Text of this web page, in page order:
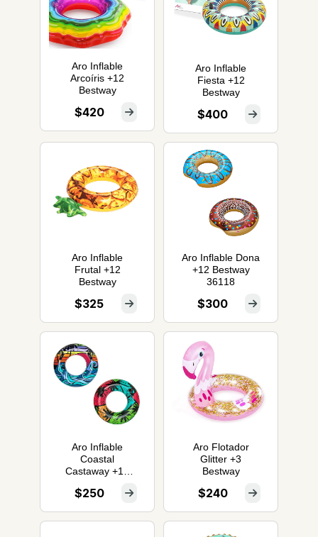
Aro Inflable
Arcoíris +12
Bestway
$420
Aro Inflable
Fiesta +12
Bestway
$400
Aro Inflable
Frutal +12
Bestway
$325
Aro Inflable Dona
+12 Bestway
36118
$300
Aro Inflable
Coastal
Castaway +10
$250
Aro Flotador
Glitter +3
Bestway
$240